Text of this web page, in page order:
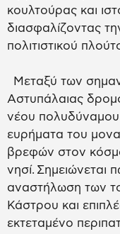
κουλτούρας και
διασφαλίζοντας
πολιτιστικού
Μεταξύ των
Αστυπάλαιας
νέου πολυδύναμου
ευρήματα του
βρεφών στον
νησί. Σημειώνεται
αναστήλωση των
Κάστρου και
εκτεταμένο